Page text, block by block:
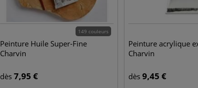
149 couleurs
Peinture Huile Super-Fine
Charvin
dès 7,95 €
Peinture acrylique
Charvin
dès 9,45 €